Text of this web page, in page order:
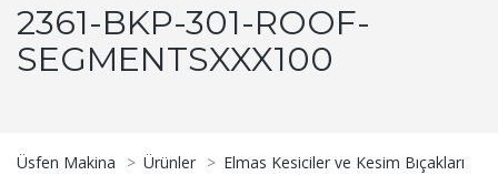
2361-BKP-301-ROOF-
SEGMENTSXXX100
Üsfen Makina > Ürünler > Elmas Kesiciler ve Kesim Bıçakları